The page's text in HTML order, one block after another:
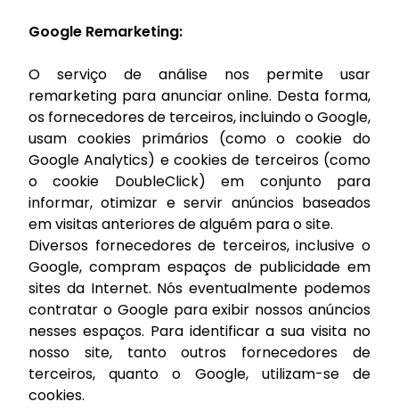
Google Remarketing:
O serviço de análise nos permite usar
remarketing para anunciar online. Desta forma,
os fornecedores de terceiros, incluindo o Google,
usam cookies primários (como o cookie do
Google Analytics) e cookies de terceiros (como
o cookie DoubleClick) em conjunto para
informar, otimizar e servir anúncios baseados
em visitas anteriores de alguém para o site.
Diversos fornecedores de terceiros, inclusive o
Google, compram espaços de publicidade em
sites da Internet. Nós eventualmente podemos
contratar o Google para exibir nossos anúncios
nesses espaços. Para identificar a sua visita no
nosso site, tanto outros fornecedores de
terceiros, quanto o Google, utilizam-se de
cookies.